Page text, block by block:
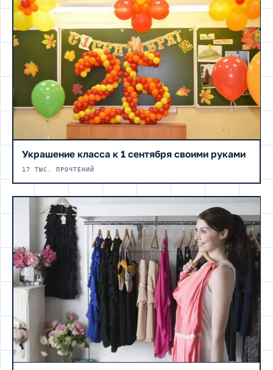
Украшение класса к 1 сентября своими руками
17 ТЫС. ПРОЧТЕНИЙ